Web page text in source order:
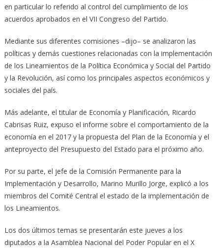
en particular lo referido al control del cumplimiento de los
acuerdos aprobados en el VII Congreso del Partido.
Mediante sus diferentes comisiones –dijo– se analizaron las
políticas y demás cuestiones relacionadas con la implementación
de los Lineamientos de la Política Económica y Social del Partido
y la Revolución, así como los principales aspectos económicos y
sociales del país.
Más adelante, el titular de Economía y Planificación, Ricardo
Cabrisas Ruiz, expuso el informe sobre el comportamiento de la
economía en el 2017 y la propuesta del Plan de la Economía y el
anteproyecto del Presupuesto del Estado para el próximo año.
Por su parte, el jefe de la Comisión Permanente para la
Implementación y Desarrollo, Marino Murillo Jorge, explicó a los
miembros del Comité Central el estado de la implementación de
los Lineamientos.
Los dos últimos temas se presentarán este jueves a los
diputados a la Asamblea Nacional del Poder Popular en el X